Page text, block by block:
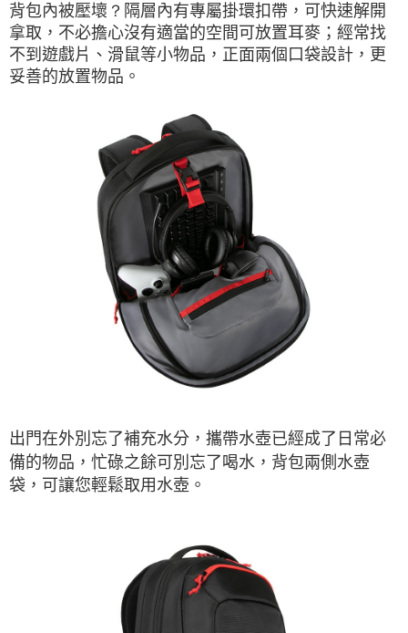
背包內被壓壞 ？ 隔層內有專屬掛環扣帶，可快速解開
拿取，不必擔心沒有適當的空間可放置耳麥；經常找
不到遊戲片、滑鼠等小物品，正面兩個口袋設計，更
妥善的放置物品。
出門在外別忘了補充水分，攜帶水壺已經成了日常必
備的物品，忙碌之餘可別忘了喝水，背包兩側水壺
袋，可讓您輕鬆取用水壺。